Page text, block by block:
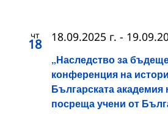
чт
18
„Наследство за
конференция на
Българската академия
посреща учени от
18.09.2025 г. -